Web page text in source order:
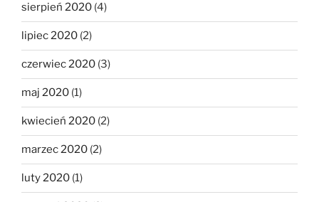
sierpień 2020 (4)
lipiec 2020 (2)
czerwiec 2020 (3)
maj 2020 (1)
kwiecień 2020 (2)
marzec 2020 (2)
luty 2020 (1)